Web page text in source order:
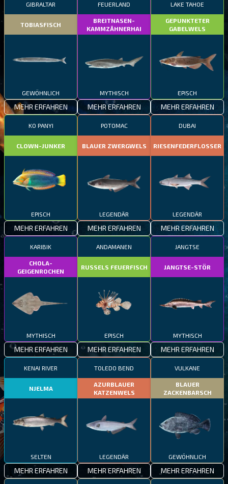
GIBRALTAR
TOBIASFISCH
GEWÖHNLICH
MEHR ERFAHREN
FEUERLAND
BREITNASEN-
KAMMZÄHNERHAI
MYTHISCH
MEHR ERFAHREN
LAKE TAHOE
GEPUNKTETER
GABELWELS
EPISCH
MEHR ERFAHREN
KO PANYI
CLOWN-JUNKER
EPISCH
MEHR ERFAHREN
POTOMAC
BLAUER ZWERGWELS
LEGENDÄR
MEHR ERFAHREN
DUBAI
RIESENFEDERFLOSSER
LEGENDÄR
MEHR ERFAHREN
KARIBIK
CHOLA-
GEIGENROCHEN
MYTHISCH
MEHR ERFAHREN
ANDAMANEN
RUSSELS FEUERFISCH
EPISCH
MEHR ERFAHREN
JANGTSE
JANGTSE-STÖR
MYTHISCH
MEHR ERFAHREN
KENAI RIVER
NJELMA
SELTEN
MEHR ERFAHREN
TOLEDO BEND
AZURBLAUER
KATZENWELS
LEGENDÄR
MEHR ERFAHREN
VULKANE
BLAUER
ZACKENBARSCH
GEWÖHNLICH
MEHR ERFAHREN